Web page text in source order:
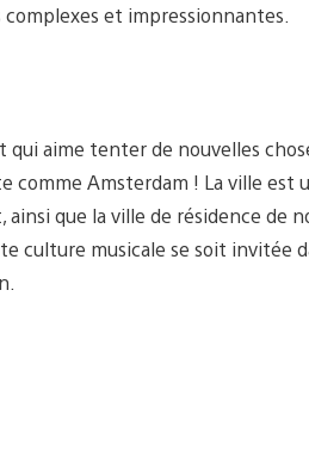
et impressionnantes.
aime tenter de nouvelles
comme Amsterdam ! La ville est
que la ville de résidence de
culture musicale se soit invitée